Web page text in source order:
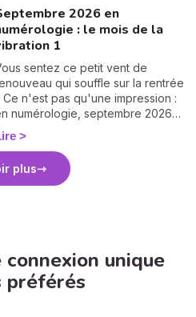
puis votre mission de
chiffre par chiffre. 🔢
2026 en
: le mois de la
1
sentez ce petit vent de
qui souffle sur la rentrée
Ce n'est pas qu'une impression :
numérologie, septembre 2026
sur le 1, le chiffre des
Après un mois
d'août tourné vers les bilans, place
la page blanche. On vous raconte
climat de ce mois pas comme les
plus
connexion unique
préférés